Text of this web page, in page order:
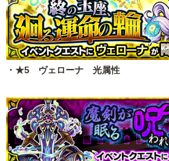
・★5 ヴェローナ 光属性